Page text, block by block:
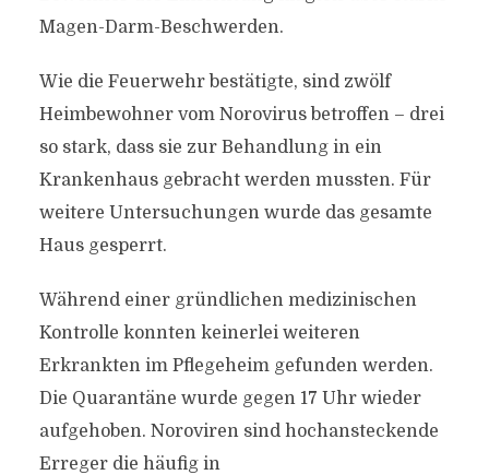
Magen-Darm-Beschwerden.
Wie die Feuerwehr bestätigte, sind zwölf
Heimbewohner vom Norovirus betroffen – drei
so stark, dass sie zur Behandlung in ein
Krankenhaus gebracht werden mussten. Für
weitere Untersuchungen wurde das gesamte
Haus gesperrt.
Während einer gründlichen medizinischen
Kontrolle konnten keinerlei weiteren
Erkrankten im Pflegeheim gefunden werden.
Die Quarantäne wurde gegen 17 Uhr wieder
aufgehoben. Noroviren sind hochansteckende
Erreger die häufig in